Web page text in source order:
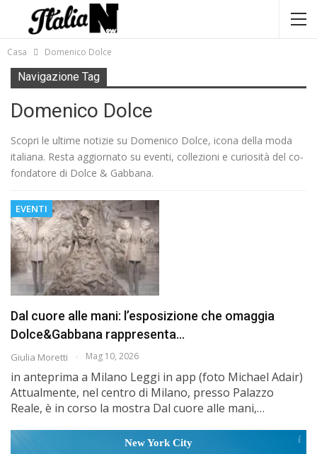
Casa Domenico Dolce
Navigazione Tag
Domenico Dolce
Scopri le ultime notizie su Domenico Dolce, icona della moda
italiana. Resta aggiornato su eventi, collezioni e curiosità del co-
fondatore di Dolce & Gabbana.
EVENTI
Dal cuore alle mani: l’esposizione che omaggia
Dolce&Gabbana rappresenta…
Giulia Moretti Mag 10, 2026
in anteprima a Milano Leggi in app (foto Michael Adair)
Attualmente, nel centro di Milano, presso Palazzo
Reale, è in corso la mostra Dal cuore alle mani,…
New York City